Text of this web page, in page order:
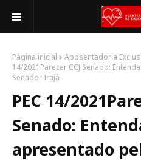
Página inicial Aposentadoria
14/2021Parecer CCJ Senado:
Senador Irajá
PEC 14/
Senado:
apresentado